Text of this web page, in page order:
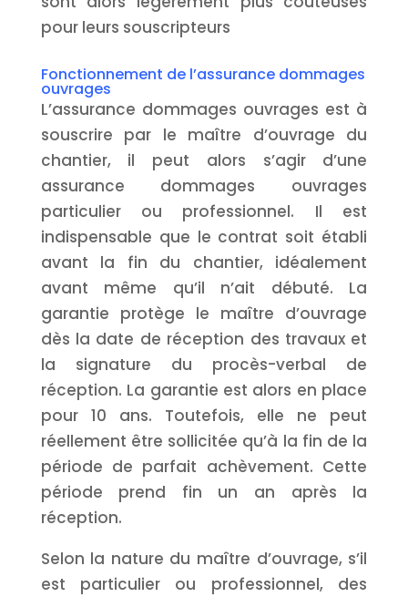
pour leurs souscripteurs
Fonctionnement de l’assurance dommages
ouvrages
L’assurance dommages ouvrages est à
souscrire par le maître d’ouvrage du
chantier, il peut alors s’agir d’une
assurance dommages ouvrages
particulier ou professionnel. Il est
indispensable que le contrat soit établi
avant la fin du chantier, idéalement
avant même qu’il n’ait débuté. La
garantie protège le maître d’ouvrage
dès la date de réception des travaux et
la signature du procès-verbal de
réception. La garantie est alors en place
pour 10 ans. Toutefois, elle ne peut
réellement être sollicitée qu’à la fin de la
période de parfait achèvement. Cette
période prend fin un an après la
réception.
Selon la nature du maître d’ouvrage, s’il
est particulier ou professionnel, des